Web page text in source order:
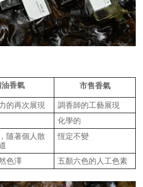
油香氣 市售香氣
的再次展現
調香師的工藝展現
化學的
隨著個人散
恆定不變
色澤 五顏六色的人工色素